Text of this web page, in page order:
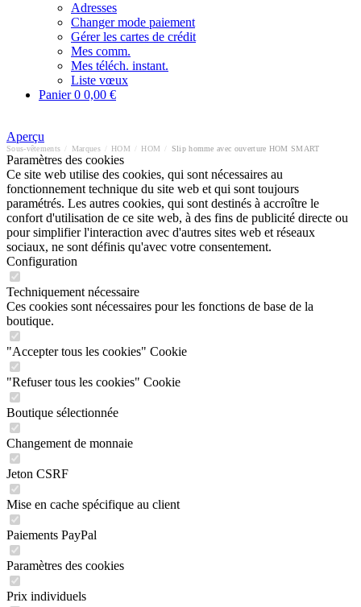
Adresses
Changer mode paiement
Gérer les cartes de crédit
Mes comm.
Mes téléch. instant.
Liste vœux
Panier0 0,00 €
Aperçu
Sous-vêtements Marques HOM HOM Slip homme avec ouverture HOM SMART
Paramètres des cookies
Ce site web utilise des cookies, qui sont nécessaires au
fonctionnement technique du site web et qui sont toujours
paramétrés. Les autres cookies, qui sont destinés à accroître le
confort d'utilisation de ce site web, à des fins de publicité directe ou
pour simplifier l'interaction avec d'autres sites web et réseaux
sociaux, ne sont définis qu'avec votre consentement.
Configuration
Techniquement nécessaire
Ces cookies sont nécessaires pour les fonctions de base de la
boutique.
"Accepter tous les cookies" Cookie
"Refuser tous les cookies" Cookie
Boutique sélectionnée
Changement de monnaie
Jeton CSRF
Mise en cache spécifique au client
Paiements PayPal
Paramètres des cookies
Prix individuels